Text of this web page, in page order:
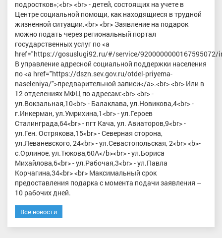
подростков»;<br> <br> - детей, состоящих на учете в
Центре социальной помощи, как находящиеся в трудной
жизненной ситуации.<br> <br> Заявление на подарок
можно подать через региональный портал
государственных услуг по <a
href="https://gosuslugi92.ru/#/service/9200000000167595072/
В управление адресной социальной поддержки населения
по <a href="https://dszn.sev.gov.ru/otdel-priyema-
naseleniya/">предварительной записи</a>.<br> <br> Или в
12 отделениях МФЦ по адресам:<br> <br> -
ул.Вокзальная,10<br> - Балаклава, ул.Новикова,4<br> -
г.Инкерман, ул.Умрихина,1<br> - ул.Героев
Сталинграда,64<br> - пгт Кача, ул. Авиаторов,9<br> -
ул.Ген. Острякова,15<br> - Северная сторона,
ул.Леваневского, 24<br> - ул.Севастопольская, 2<br> <b>-
с.Орлиное, ул.Тюкова,60А</b><br> - ул.Бориса
Михайлова,6<br> - ул.Рабочая,3<br> - ул.Павла
Корчагина,34<br> <br> Максимальный срок
предоставления подарка с момента подачи заявления –
10 рабочих дней.
Все новости